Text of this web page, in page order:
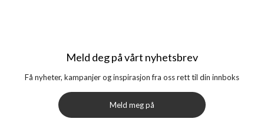
Meld deg på vårt nyhetsbrev
Få nyheter, kampanjer og inspirasjon fra oss rett til din innboks
Meld meg på